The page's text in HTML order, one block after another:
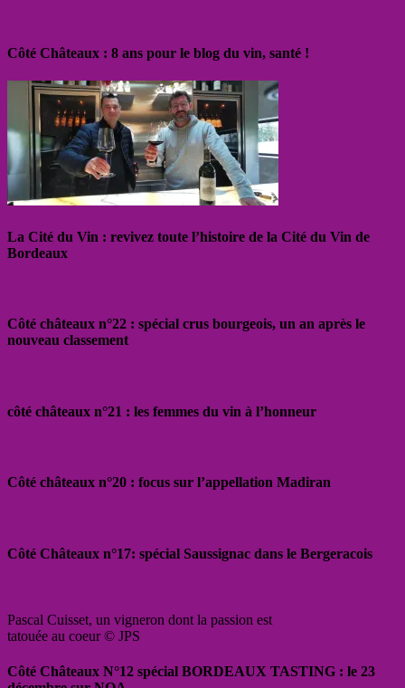
Côté Châteaux : 8 ans pour le blog du vin, santé !
La Cité du Vin : revivez toute l’histoire de la Cité du Vin de
Bordeaux
Côté châteaux n°22 : spécial crus bourgeois, un an après le
nouveau classement
côté châteaux n°21 : les femmes du vin à l’honneur
Côté châteaux n°20 : focus sur l’appellation Madiran
Côté Châteaux n°17: spécial Saussignac dans le Bergeracois
Pascal Cuisset, un vigneron dont la passion est
tatouée au coeur © JPS
Côté Châteaux N°12 spécial BORDEAUX TASTING : le 23